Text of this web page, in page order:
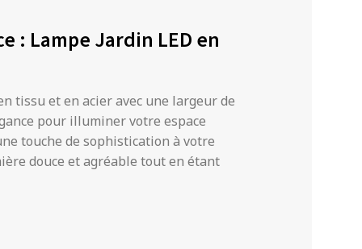
: Lampe Jardin LED en
tissu et en acier avec une largeur de
pour illuminer votre espace
touche de sophistication à votre
douce et agréable tout en étant